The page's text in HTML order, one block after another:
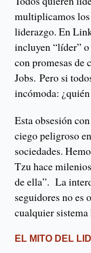
multiplicamos
liderazgo. En
incluyen “líder”
con promesas de
Jobs. Pero si
incómoda:
Esta obsesión
ciego peligroso
sociedades.
Tzu hace
de ella”. La
seguidores no es
cualquier
EL MITO DEL